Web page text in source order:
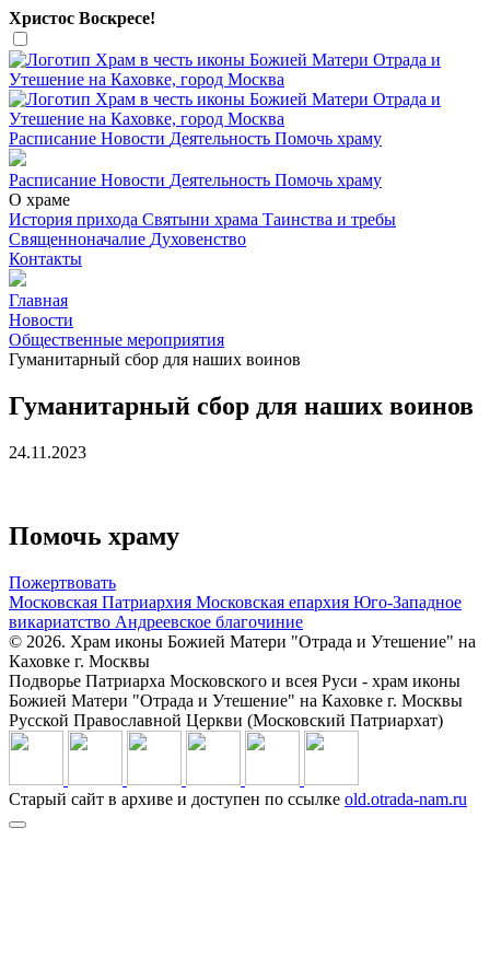
Христос Воскресе!
Расписание Новости Деятельность Помочь храму
Расписание Новости Деятельность Помочь храму
О храме
История прихода Святыни храма Таинства и требы
Священноначалие Духовенство
Контакты
Главная
Новости
Общественные мероприятия
Гуманитарный сбор для наших воинов
Гуманитарный сбор для наших воинов
24.11.2023
Помочь храму
Пожертвовать
Московская Патриархия Московская епархия Юго-Западное
викариатство Андреевское благочиние
© 2026. Храм иконы Божией Матери "Отрада и Утешение" на
Каховке г. Москвы
Подворье Патриарха Московского и всея Руси - храм иконы
Божией Матери "Отрада и Утешение" на Каховке г. Москвы
Русской Православной Церкви (Московский Патриархат)
Старый сайт в архиве и доступен по ссылке old.otrada-nam.ru